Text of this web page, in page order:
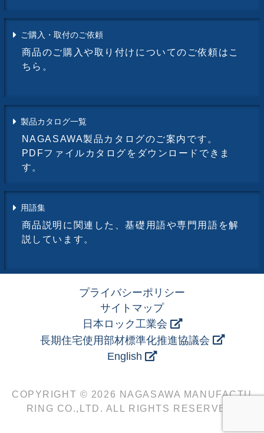
ご購入・取付のご依頼
商品のご購入や取り付けについてのご依頼はこ
ちら。
製品カタログ一覧
NAGASAWA製品カタログのご案内です。
PDFファイルカタログをダウンロードできま
す。
用語集
商品説明に関連した、基礎用語や専門用語を解
説しています。
プライバシーポリシー
サイトマップ
日本ロック工業会
長期住宅使用部材標準化推進協議会
English
COPYRIGHT © 2026 NAGASAWA MANUFACTU
RING CO.,LTD. ALL RIGHTS RESERVED.